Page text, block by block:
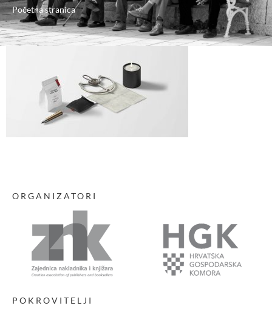
Početna stranica
ORGANIZATORI
POKROVITELJI